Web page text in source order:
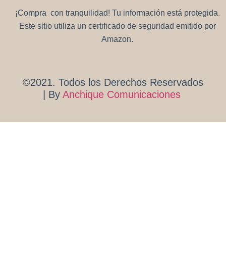
¡Compra con tranquilidad! Tu información está protegida.
Este sitio utiliza un certificado de seguridad emitido por
Amazon.
©2021. Todos los Derechos Reservados
| By Anchique Comunicaciones